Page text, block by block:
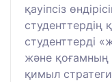
қауіпсіз
студенттердің
студенттерді
және қоғамның
қимыл